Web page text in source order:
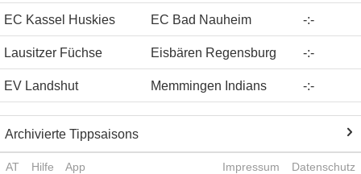
EC Kassel Huskies EC Bad Nauheim -:-
Lausitzer Füchse Eisbären Regensburg -:-
EV Landshut Memmingen Indians -:-
Archivierte Tippsaisons
AT Hilfe App Impressum Datenschutz